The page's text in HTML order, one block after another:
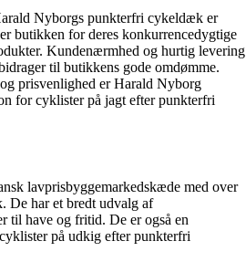
Nyborgs punkterfri cykeldæk er
butikken for deres konkurrencedygtige
Kundenærmhed og hurtig levering
til butikkens gode omdømme.
prisvenlighed er Harald Nyborg
for cyklister på jagt efter punkterfri
lavprisbyggemarkedskæde med over
De har et bredt udvalg af
til have og fritid. De er også en
på udkig efter punkterfri